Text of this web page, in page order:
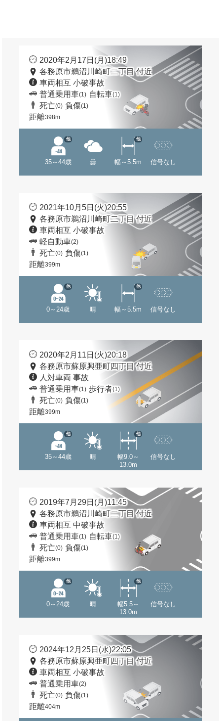
2020年2月17日(月)18:49
各務原市鵜沼川崎町二丁目 付近
車両相互 小破事故
普通乗用車(1) 自転車(1)
死亡(0) 負傷(1)
距離398m
35～44歳
他
曇 幅～5.5m
他
信号なし
2021年10月5日(火)20:55
各務原市鵜沼川崎町二丁目 付近
車両相互 小破事故
軽自動車(2)
死亡(0) 負傷(1)
距離399m
0～24歳
他
晴 幅～5.5m
他
信号なし
2020年2月11日(火)20:18
各務原市蘇原興亜町四丁目 付近
人対車両 事故
普通乗用車(1) 歩行者(1)
死亡(0) 負傷(1)
距離399m
35～44歳
他
晴
幅9.0～
13.0m
他
信号なし
2019年7月29日(月)11:45
各務原市鵜沼川崎町二丁目 付近
車両相互 中破事故
普通乗用車(1) 自転車(1)
死亡(0) 負傷(1)
距離399m
0～24歳
他
晴
幅5.5～
13.0m
他
信号なし
2024年12月25日(水)22:05
各務原市蘇原興亜町四丁目 付近
車両相互 小破事故
普通乗用車(2)
死亡(0) 負傷(1)
距離404m